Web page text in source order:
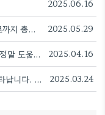
2025.06.16
손가락 첫째 마디가 붓는다면? 원인부터 치료까지 총정리! 2025.05.29
컴퓨터 오래하면 어깨·목 통증? 서서 일하면 정말 도움이 될까? 2025.04.16
신장이 망가지기 시작하면 이런 신호들이 나타납니다. 주요 신호 8가지 2025.03.24